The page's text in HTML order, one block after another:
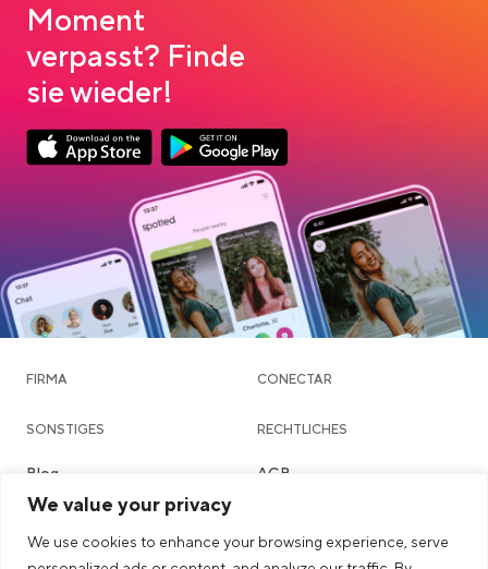
We value your privacy
We use cookies to enhance your browsing experience, serve
Moment
verpasst? Finde
sie wieder!
Google Play Download
FIRMA CONECTAR
SONSTIGES
Blog
Community & Dating
Chatte
RECHTLICHES
AGB
Imprint